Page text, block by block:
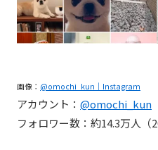
画像： @omochi_kun｜Instagram
アカウント： @omochi_kun
フォロワー数：約14.3万人（